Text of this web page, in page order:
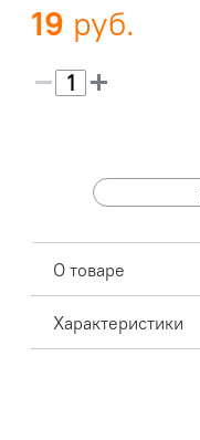
19
О товаре
Характеристики